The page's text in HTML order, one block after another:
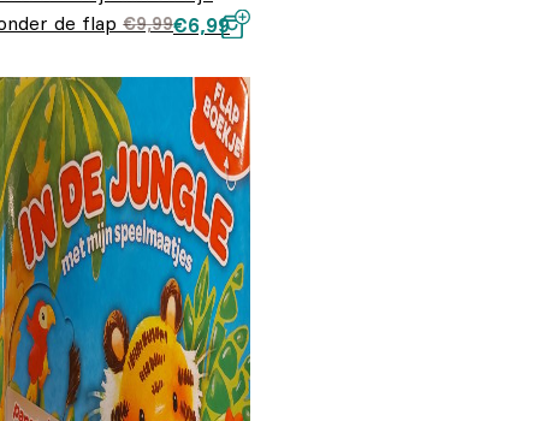
de flap €9,99
Oorspronkelijke
€9,99.
€6,99
Huidige
€6,99.